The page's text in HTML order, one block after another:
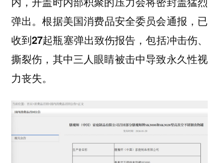
弹出。根据美国消费品安全委员会通报，已
收到27起瓶塞弹出致伤报告，包括冲击伤、
撕裂伤，其中三人眼睛被击中导致永久性视
力丧失。